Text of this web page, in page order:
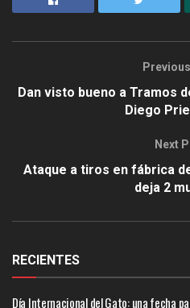
Dan visto bueno a Tramos
Diego
Next
Ataque a tiros en fábrica
deja 2
RECIENTES
Día Internacional del Gato: una fecha